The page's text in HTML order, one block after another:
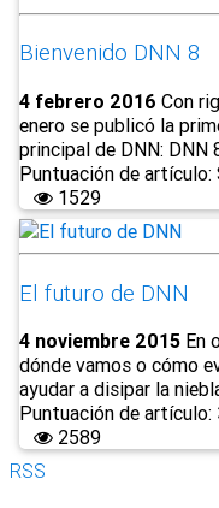
Bienvenido DNN 8
4 febrero 2016 Con
enero se publicó la
principal de DNN: DNN
Puntuación de artículo:
1529
El futuro de DNN
4 noviembre 2015 En
dónde vamos o cómo
ayudar a disipar la
Puntuación de artículo:
2589
RSS